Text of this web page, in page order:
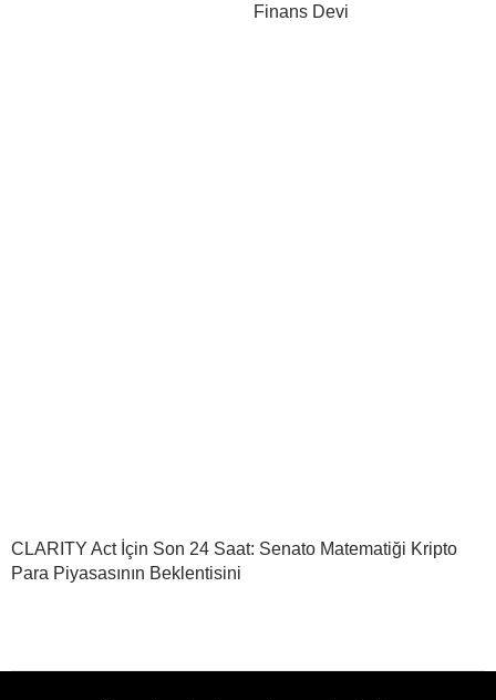
Finans Devi
CLARITY Act İçin Son 24 Saat: Senato Matematiği Kripto
Para Piyasasının Beklentisini